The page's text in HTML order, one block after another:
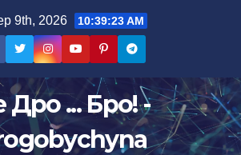
9th, 2026 10:39:24 AM
Дро ... Бро! -